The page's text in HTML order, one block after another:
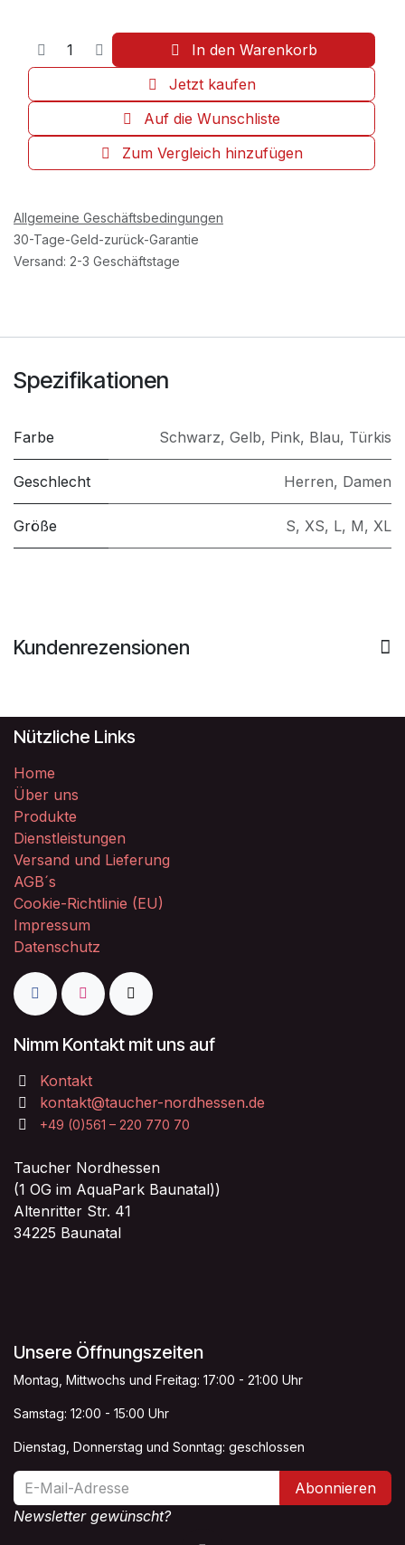
In den Warenkorb
Jetzt kaufen
Zum Vergleich hinzufügen
Auf die Wunschliste
Allgemeine Geschäftsbedingungen
30-Tage-Geld-zurück-Garantie
Versand: 2-3 Geschäftstage
Spezifikationen
Farbe Schwarz, Gelb, Pink, Blau, Türkis
Geschlecht Herren, Damen
Größe S, XS, L, M, XL
Kundenrezensionen
Nützliche Links
Home
Über uns
Produkte
Dienstleistungen
Versand und Lieferung
AGB´s
Cookie-Richtlinie (EU)
Impressum
Datenschutz
Nimm Kontakt mit uns auf
Kontakt
kontakt@taucher-nordhessen.de
+49 (0)561 – 220 770 70
Taucher Nordhessen
(1 OG im AquaPark Baunatal))
Altenritter Str. 41
34225 Baunatal
Unsere Öffnungszeiten
Montag, Mittwochs und Freitag: 17:00 - 21:00 Uhr
Samstag: 12:00 - 15:00 Uhr
Dienstag, Donnerstag und Sonntag: geschlossen
Abonnieren
Newsletter gewünscht?